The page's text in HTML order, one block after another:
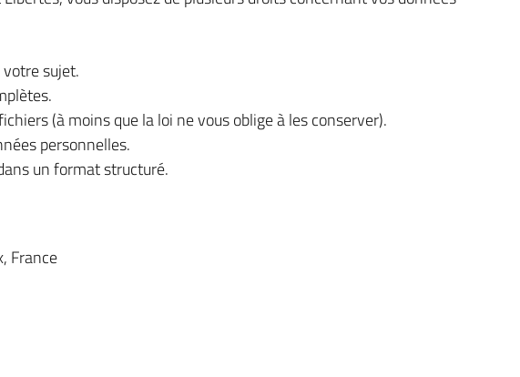
votre sujet.
(à moins que la loi ne vous oblige à les conserver).
personnelles.
un format structuré.
France